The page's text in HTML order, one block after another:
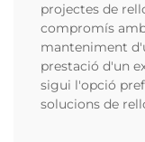
projectes de
compromís
manteniment
prestació d'un
sigui l'opció
solucions de